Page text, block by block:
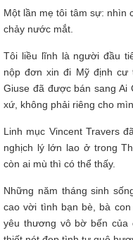
Một lần mẹ tôi tâm sự: nhìn
chảy nước mắt.
Tôi liều lĩnh là người đầu
nộp đơn xin đi Mỹ định cư
Giuse đã được bán sang Ai
xứ, không phải riêng cho
Linh mục Vincent Travers
nghịch lý lớn lao ở trong
còn ai mù thì có thể thấy.
Những năm tháng sinh
cao vời tình bạn bè, bà
yêu thương vô bờ bến của